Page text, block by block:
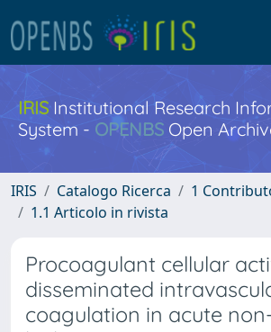
IRISInstitutional Research
System - OPENBS Open
IRIS Catalogo Ricerca
1
1.1 Articolo in rivista
Procoagulant cellular
disseminated
coagulation in acute